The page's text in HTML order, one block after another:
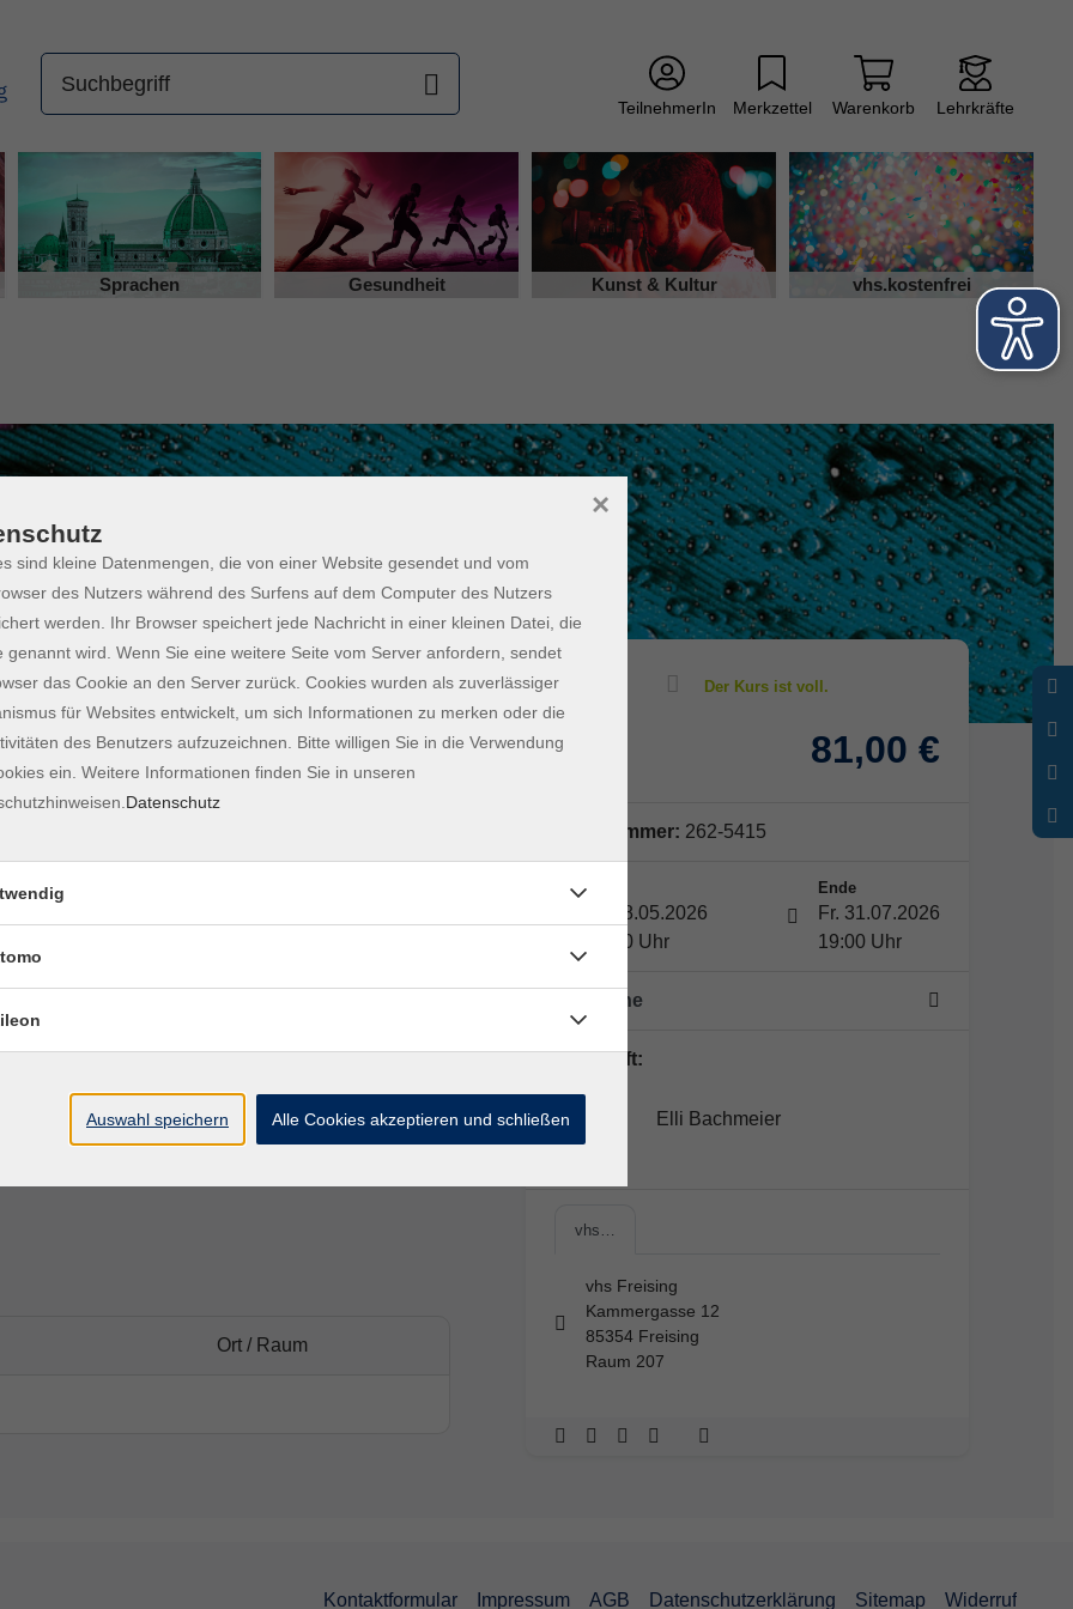
TeilnehmerIn Merkzettel Warenkorb Lehrkräfte
Sprachen Gesundheit Kunst & Kultur vhs.kostenfrei
auf Körper und Geist wirkt. Durch ruhige,
und dem achtsamen Umgang mit unserem
und Fehlhaltungen. So kann das Qi - die
Selbstheilungskräfte aktiviert und das
und führt zu einer körperlichen und
Ort / Raum
Gebühr 81,00 €
Kursnummer: 262-5415
Start
Fr. 08.05.2026
18:00 Uhr
Ende
Fr. 31.07.2026
19:00 Uhr
9 Termine
Lehrkraft:
Elli Bachmeier
vhs…
vhs Freising
Kammergasse 12
85354 Freising
Raum 207
Kontaktformular Impressum AGB Datenschutzerklärung Sitemap Widerruf
sind kleine Datenmengen, die von einer Website gesendet und vom
des Nutzers während des Surfens auf dem Computer des Nutzers
werden. Ihr Browser speichert jede Nachricht in einer kleinen Datei, die
genannt wird. Wenn Sie eine weitere Seite vom Server anfordern, sendet
das Cookie an den Server zurück. Cookies wurden als zuverlässiger
für Websites entwickelt, um sich Informationen zu merken oder die
des Benutzers aufzuzeichnen. Bitte willigen Sie in die Verwendung
ein. Weitere Informationen finden Sie in unseren
Datenschutz
×
Auswahl speichern Alle Cookies akzeptieren und schließen